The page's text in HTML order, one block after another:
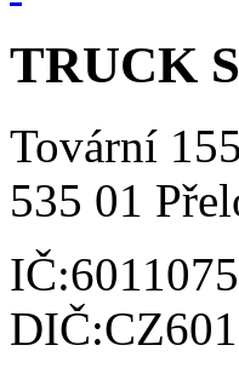
TRUCK
Tovární
535 01